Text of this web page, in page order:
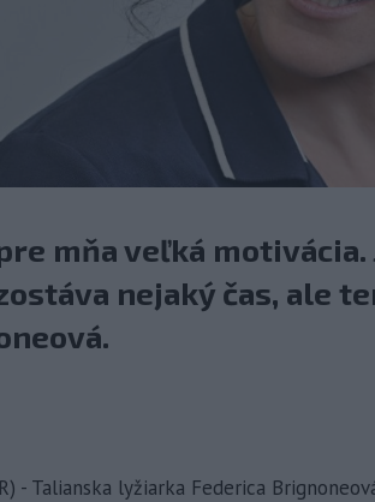
mňa veľká motivácia.
nejaký čas, ale
- Talianska lyžiarka Federica